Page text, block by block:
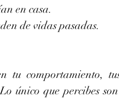
en casa.
de vidas pasadas.
tu comportamiento,
único que percibes